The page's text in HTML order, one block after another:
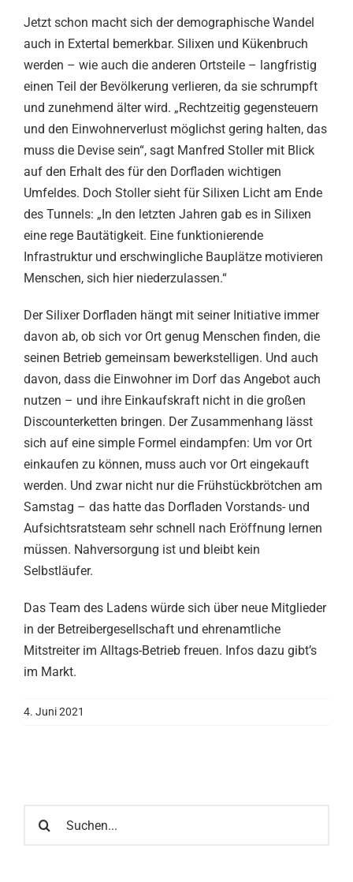
Jetzt schon macht sich der demographische Wandel
auch in Extertal bemerkbar. Silixen und Kükenbruch
werden – wie auch die anderen Ortsteile – langfristig
einen Teil der Bevölkerung verlieren, da sie schrumpft
und zunehmend älter wird. „Rechtzeitig gegensteuern
und den Einwohnerverlust möglichst gering halten, das
muss die Devise sein“, sagt Manfred Stoller mit Blick
auf den Erhalt des für den Dorfladen wichtigen
Umfeldes. Doch Stoller sieht für Silixen Licht am Ende
des Tunnels: „In den letzten Jahren gab es in Silixen
eine rege Bautätigkeit. Eine funktionierende
Infrastruktur und erschwingliche Bauplätze motivieren
Menschen, sich hier niederzulassen.“
Der Silixer Dorfladen hängt mit seiner Initiative immer
davon ab, ob sich vor Ort genug Menschen finden, die
seinen Betrieb gemeinsam bewerkstelligen. Und auch
davon, dass die Einwohner im Dorf das Angebot auch
nutzen – und ihre Einkaufskraft nicht in die großen
Discounterketten bringen. Der Zusammenhang lässt
sich auf eine simple Formel eindampfen: Um vor Ort
einkaufen zu können, muss auch vor Ort eingekauft
werden. Und zwar nicht nur die Frühstückbrötchen am
Samstag – das hatte das Dorfladen Vorstands- und
Aufsichtsratsteam sehr schnell nach Eröffnung lernen
müssen. Nahversorgung ist und bleibt kein
Selbstläufer.
Das Team des Ladens würde sich über neue Mitglieder
in der Betreibergesellschaft und ehrenamtliche
Mitstreiter im Alltags-Betrieb freuen. Infos dazu gibt’s
im Markt.
4. Juni 2021
nach: